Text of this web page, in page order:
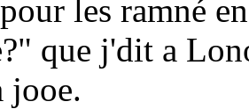
les ramné
que j'dit a
jooe.